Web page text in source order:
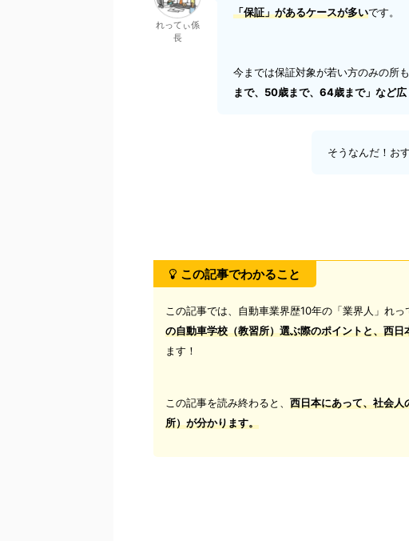
れってぃ係
長
「保証」があるケースが多いです。
今までは保証対象が若い方のみの所
まで、50歳まで、64歳まで」など
そうなんだ！お
この記事でわかること
この記事では、自動車業界歴10年の「業界人」れっ
の自動車学校（教習所）選ぶ際のポイントと、西日
ます！
この記事を読み終わると、 西日本にあって、社会
所）が分かります。